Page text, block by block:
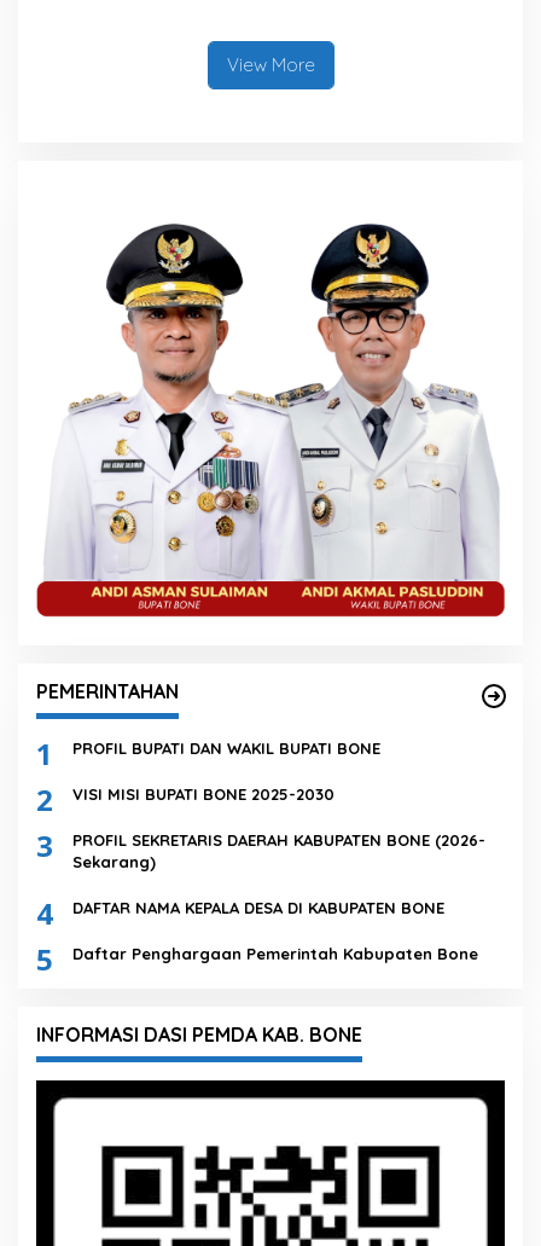
View More
PEMERINTAHAN
1 PROFIL BUPATI DAN WAKIL BUPATI BONE
2 VISI MISI BUPATI BONE 2025-2030
3
PROFIL SEKRETARIS DAERAH KABUPATEN BONE (2026-
Sekarang)
4 DAFTAR NAMA KEPALA DESA DI KABUPATEN BONE
5 Daftar Penghargaan Pemerintah Kabupaten Bone
INFORMASI DASI PEMDA KAB. BONE